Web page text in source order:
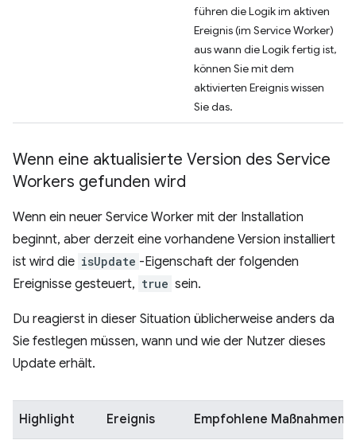
führen die Logik im aktiven
Ereignis (im Service Worker)
aus wann die Logik fertig ist,
können Sie mit dem
aktivierten Ereignis wissen
Sie das.
Wenn eine aktualisierte Version des Service
Workers gefunden wird
Wenn ein neuer Service Worker mit der Installation
beginnt, aber derzeit eine vorhandene Version installiert
ist wird die isUpdate -Eigenschaft der folgenden
Ereignisse gesteuert, true sein.
Du reagierst in dieser Situation üblicherweise anders da
Sie festlegen müssen, wann und wie der Nutzer dieses
Update erhält.
Highlight Ereignis Empfohlene Maßnahmen